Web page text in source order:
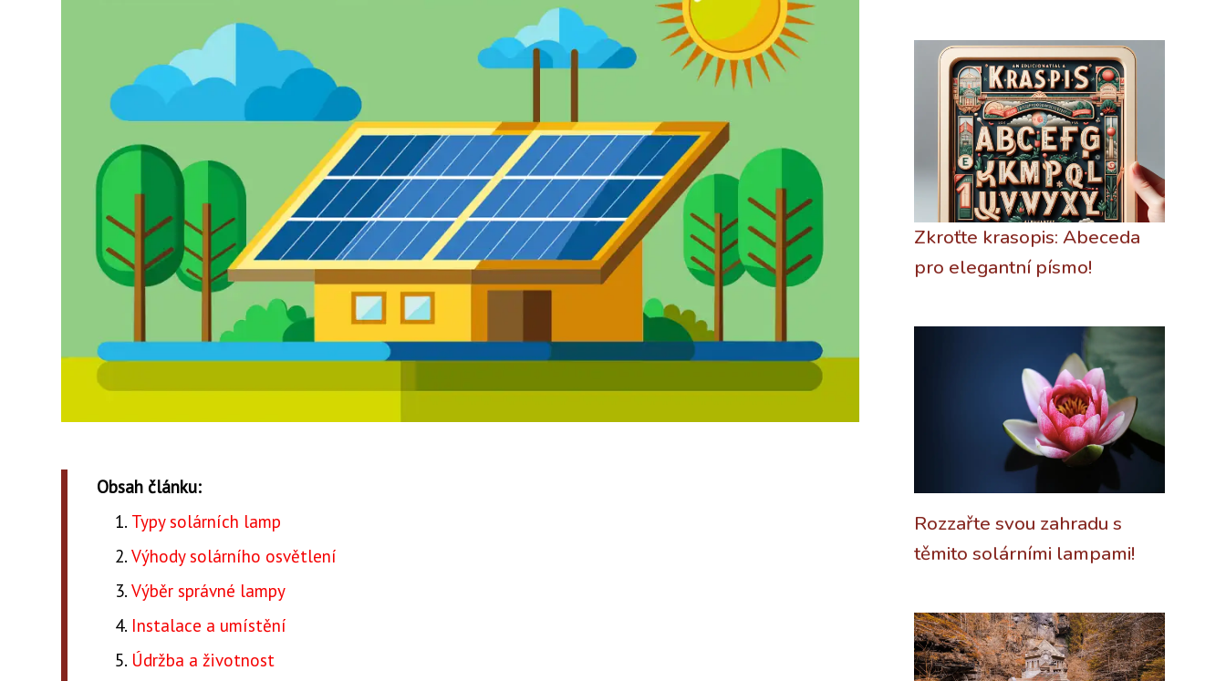
Obsah článku:
Typy solárních lamp
Výhody solárního osvětlení
Výběr správné lampy
Instalace a umístění
Údržba a životnost
Zkroťte krasopis: Abeceda
pro elegantní písmo!
Rozzařte svou zahradu s
těmito solárními lampami!